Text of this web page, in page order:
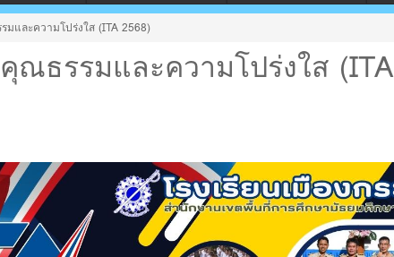
ณธรรมและความโปร่งใส (ITA
มและความโปร่งใส (ITA 2568)